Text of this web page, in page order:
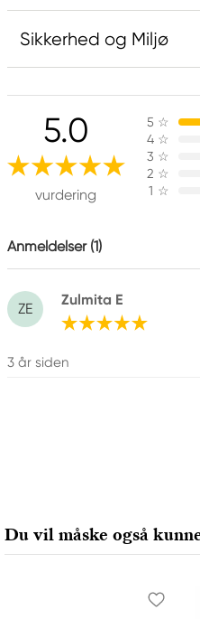
Sikkerhed og Miljø
Ansvarlig EU
Rembrandt
Royal Talens Netherlands
Sophialaan 46
7311 PD Apeldoorn,
5.0
vurdering
5 ☆
4 ☆
3 ☆
2 ☆
1 ☆
Anmeldelser (1)
ZE
Zulmita E
3 år siden
Du vil måske også